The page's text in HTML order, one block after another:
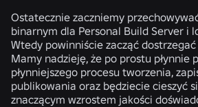
Ostatecznie zaczniemy
binarnym dla Personal Build Server i
Wtedy powinniście zacząć
Mamy nadzieję, że po prostu płynnie
płynniejszego procesu tworzenia,
publikowania oraz będziecie cieszyć
znaczącym wzrostem jakości